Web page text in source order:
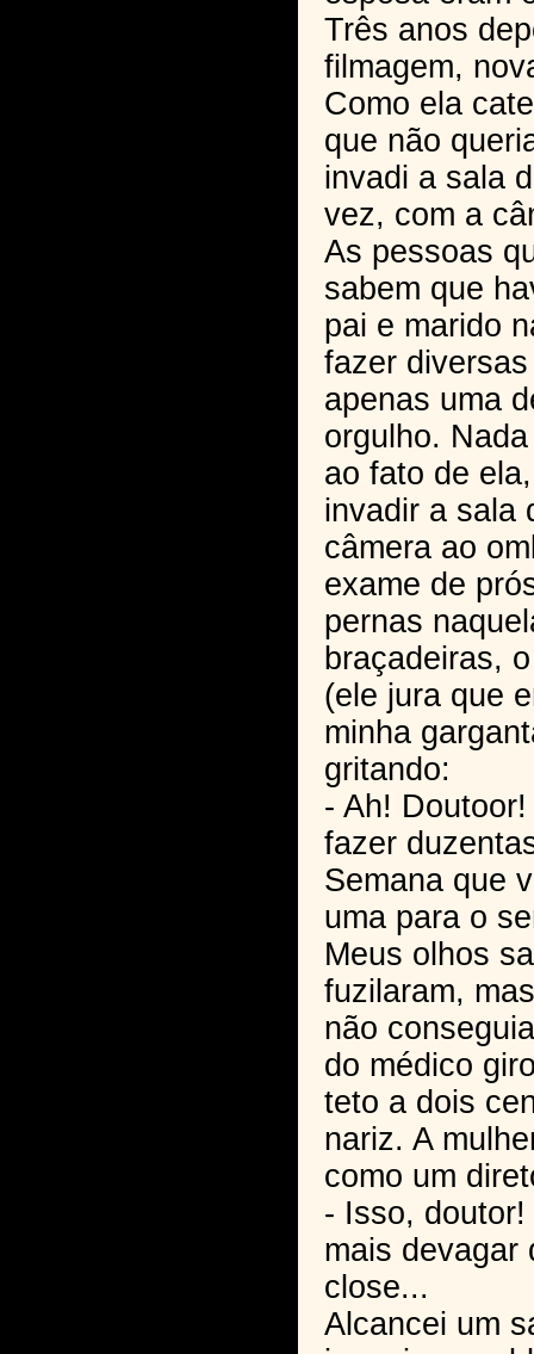
Três anos
filmagem,
Como ela
que não
invadi a sala
vez, com a
As pessoas
sabem que
pai e marido
fazer
apenas uma
orgulho.
ao fato de
invadir a sala
câmera ao
exame de
pernas
braçadeiras,
(ele jura que
minha
gritando:
- Ah!
fazer
Semana que
uma para o
Meus olhos
fuzilaram,
não
do médico
teto a dois
nariz. A
como um
- Isso,
mais devagar
close...
Alcancei um